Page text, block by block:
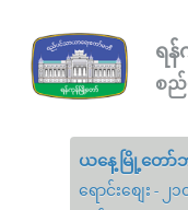
ရ
စည်
ယနေ့မြို့တော်ဘ
ရောင်းစျေး - ၂